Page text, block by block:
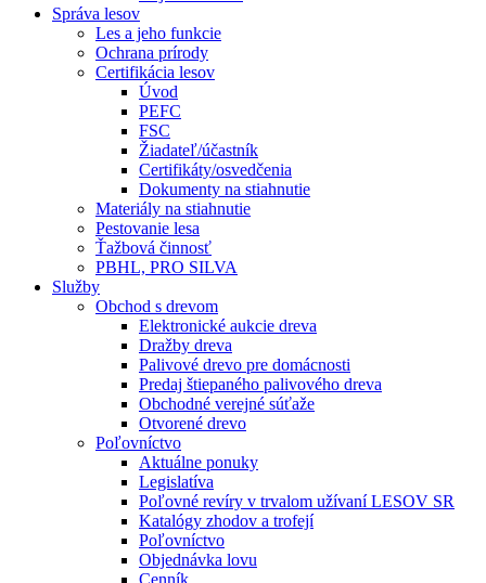
Správa lesov
Les a jeho funkcie
Ochrana prírody
Certifikácia lesov
Úvod
PEFC
FSC
Žiadateľ/účastník
Certifikáty/osvedčenia
Dokumenty na stiahnutie
Materiály na stiahnutie
Pestovanie lesa
Ťažbová činnosť
PBHL, PRO SILVA
Služby
Obchod s drevom
Elektronické aukcie dreva
Dražby dreva
Palivové drevo pre domácnosti
Predaj štiepaného palivového dreva
Obchodné verejné súťaže
Otvorené drevo
Poľovníctvo
Aktuálne ponuky
Legislatíva
Poľovné revíry v trvalom užívaní LESOV SR
Katalógy zhodov a trofejí
Poľovníctvo
Objednávka lovu
Cenník